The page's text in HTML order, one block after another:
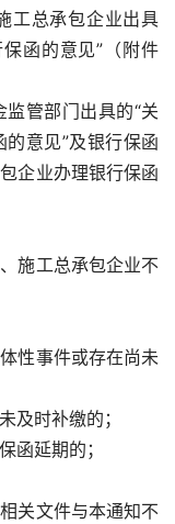
工总承包企业出具
函的意见”（附件
管部门出具的“关
意见”及银行保函
企业办理银行保函
施工总承包企业不
性事件或存在尚未
及时补缴的；
函延期的；
关文件与本通知不